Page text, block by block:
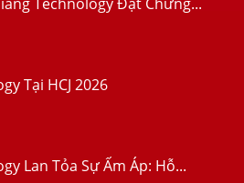
Technology Đạt Chứng...
Tại HCJ 2026
Lan Tỏa Sự Ấm Áp: Hỗ...